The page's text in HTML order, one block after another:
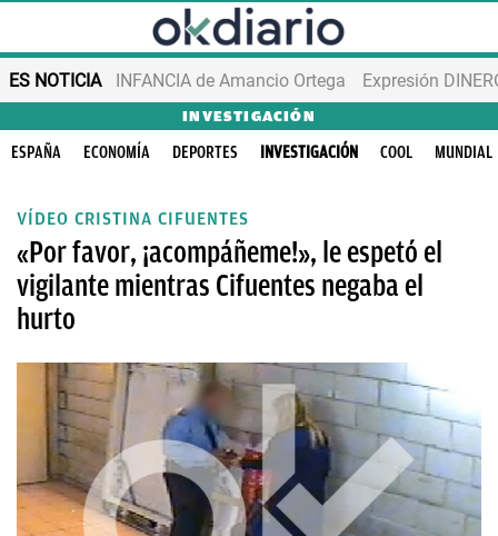
ES NOTICIA INFANCIA de Amancio Ortega Expresión
INVESTIGACIÓN
ESPAÑA ECONOMÍA DEPORTES INVESTIGACIÓN COOL MUNDIAL
VÍDEO CRISTINA CIFUENTES
«Por favor, ¡acompáñeme!», le espetó el
vigilante mientras Cifuentes negaba el
hurto